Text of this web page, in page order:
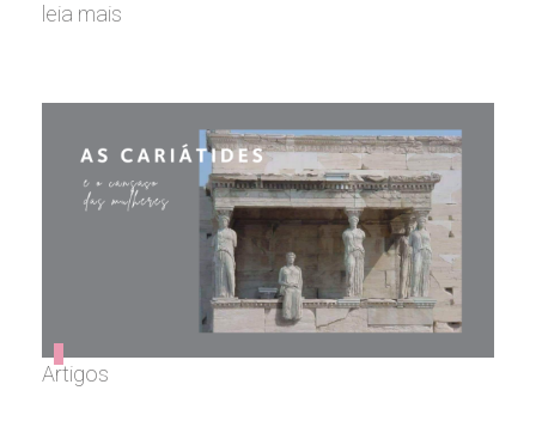
leia mais
Artigos